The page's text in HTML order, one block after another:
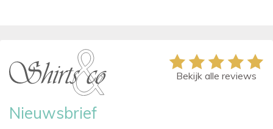
Nieuwsbrief
Bekijk alle reviews